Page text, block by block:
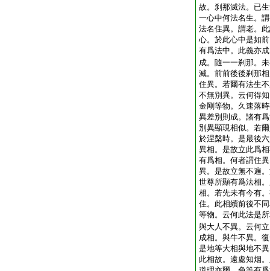
故。刹那滅法。已
一心中何法名生。
法名住異。謂老。
心。於此心中是如
有爲法中。此義亦
成。隨一一刹那。
滅。前前後後刹那
住異。若爾有法生
不無別異。云何得
金剛等物。久速落
異差別則成。諸有
別異顯現相似。若
於涅槃時。是最後
異相。是故立此爲
有爲相。何者謂住
異。是故立無不遍
世尊所顯有爲法相
相。若先未有今有
住。此相續前後不
等物。云何此法是
與大人不異。云何
成相。與牛不異。
是地等大相與地不
此相故。遠處知烟